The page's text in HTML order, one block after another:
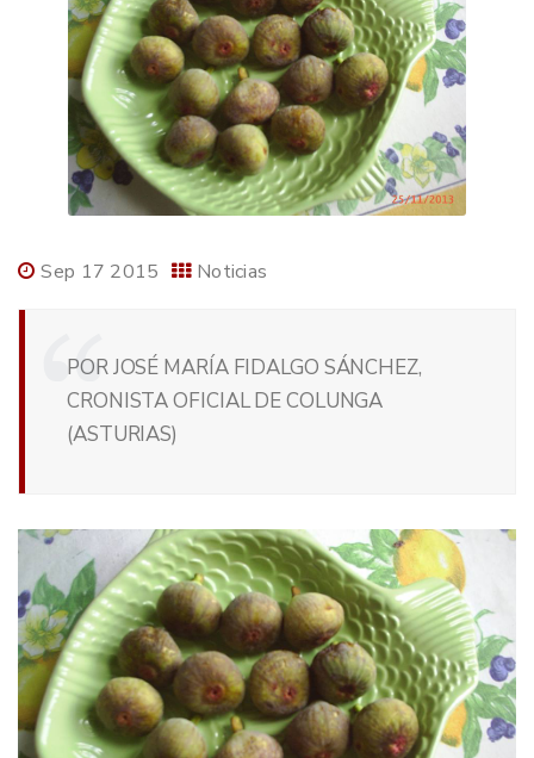
Sep 17 2015 Noticias
POR JOSÉ MARÍA FIDALGO SÁNCHEZ,
CRONISTA OFICIAL DE COLUNGA
(ASTURIAS)